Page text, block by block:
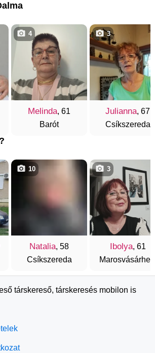
Melinda, 61
Barót
4
Julianna, 67
Csíkszereda
3
Natalia, 58
Csíkszereda
10
Ibolya, 61
3
társkereső, társkeresés mobilon is